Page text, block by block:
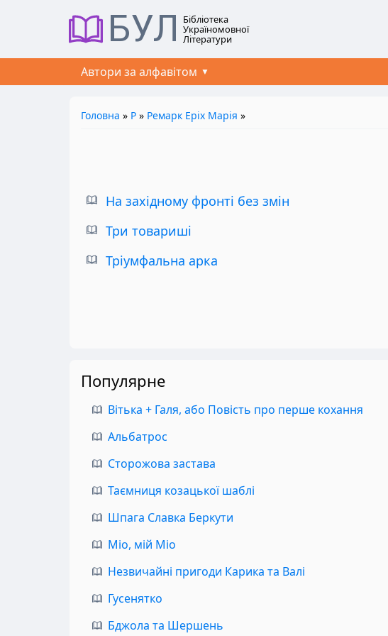
БУЛ Бібліотека
Україномовної
Літератури
Автори за алфавітом
Головна » Р » Ремарк Еріх Марія »
На західному фронті без змін
Три товариші
Тріумфальна арка
Популярне
Вітька + Галя, або Повість про перше кохання
Альбатрос
Сторожова застава
Таємниця козацької шаблі
Шпага Славка Беркути
Міо, мій Міо
Незвичайні пригоди Карика та Валі
Гусенятко
Бджола та Шершень